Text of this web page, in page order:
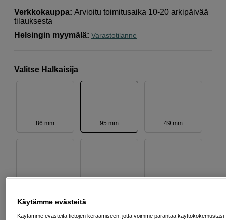
Verkkokauppa: Arvioitu toimitusaika 10-20 arkipäivää
tilauksesta
Helsingin myymälä: Varastotilanne
Valitse Halkaisija
86 mm 95 mm 49 mm
Käytämme evästeitä
Käytämme evästeitä tietojen keräämiseen, jotta voimme parantaa käyttökokemustasi